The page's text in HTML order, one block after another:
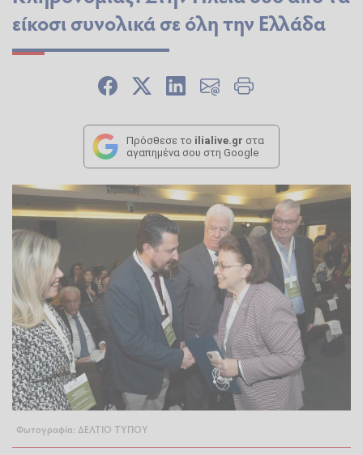
είκοσι συνολικά σε όλη την Ελλάδα
Πρόσθεσε το ilialive.gr στα
αγαπημένα σου στη Google
Φωτογραφία: ΔΕΛΤΙΟ ΤΥΠΟΥ